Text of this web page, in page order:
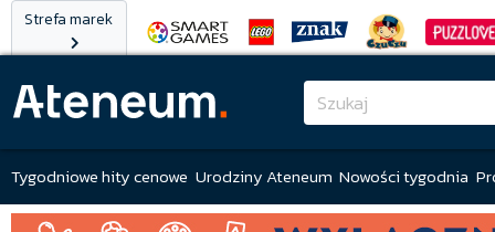
Strefa marek
Tygodniowe hity cenowe Urodziny Ateneum Nowości tygodnia